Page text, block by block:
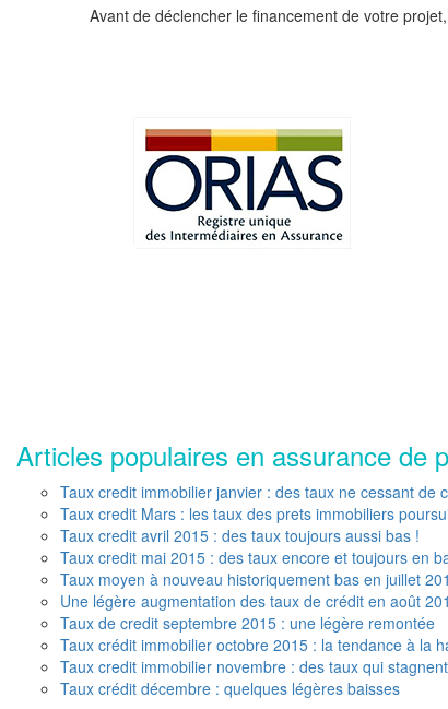
Avant de déclencher le financement de votre
Articles populaires en assurance de
Taux credit immobilier janvier : des taux ne cessant de
Taux credit Mars : les taux des prets immobiliers
Taux credit avril 2015 : des taux toujours aussi bas !
Taux credit mai 2015 : des taux encore et toujours en
Taux moyen à nouveau historiquement bas en juillet
Une légère augmentation des taux de crédit en août
Taux de credit septembre 2015 : une légère remontée
Taux crédit immobilier octobre 2015 : la tendance à la
Taux credit immobilier novembre : des taux qui stagnent
Taux crédit décembre : quelques légères baisses